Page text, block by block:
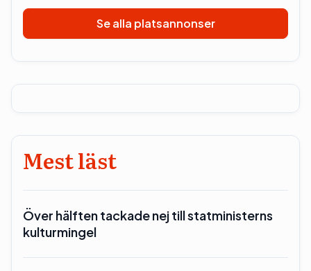
Se alla platsannonser
Mest läst
Över hälften tackade nej till statministerns
kulturmingel